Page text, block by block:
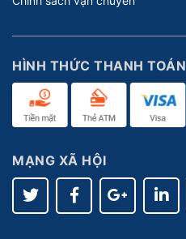
HÌNH THỨC THANH TOÁN
MẠNG XÃ HỘI